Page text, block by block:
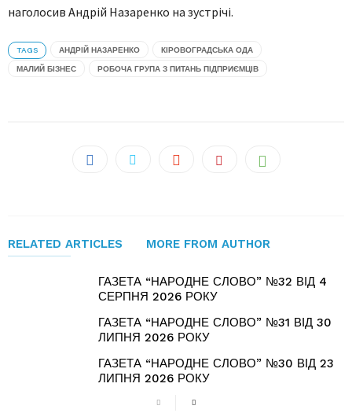
наголосив Андрій Назаренко на зустрічі.
TAGS АНДРІЙ НАЗАРЕНКО КІРОВОГРАДСЬКА ОДА
МАЛИЙ БІЗНЕС РОБОЧА ГРУПА З ПИТАНЬ ПІДПРИЄМЦІВ
RELATED ARTICLES MORE FROM AUTHOR
ГАЗЕТА “НАРОДНЕ СЛОВО” №32 ВІД 4
СЕРПНЯ 2026 РОКУ
ГАЗЕТА “НАРОДНЕ СЛОВО” №31 ВІД 30
ЛИПНЯ 2026 РОКУ
ГАЗЕТА “НАРОДНЕ СЛОВО” №30 ВІД 23
ЛИПНЯ 2026 РОКУ